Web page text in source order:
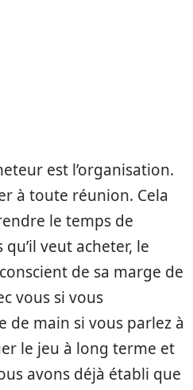
est l’organisation.
à toute réunion. Cela
le temps de
veut acheter, le
de sa marge de
vous si vous
de main si vous parlez à
le jeu à long terme et
avons déjà établi que